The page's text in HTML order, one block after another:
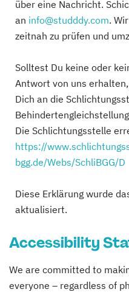
über eine Nachricht.
an info@studddy.com.
zeitnah zu prüfen und
Solltest Du keine oder
Antwort von uns
Dich an die
Die Schlichtungsstelle
https://
bgg.de/Webs/SchliBGG/D
Diese Erklärung wurde
aktualisiert.
Accessibility
We are committed to
everyone – regardless of